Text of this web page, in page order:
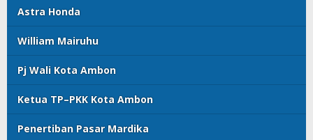
Astra Honda
William Mairuhu
Pj Wali Kota Ambon
Ketua TP–PKK Kota Ambon
Penertiban Pasar Mardika